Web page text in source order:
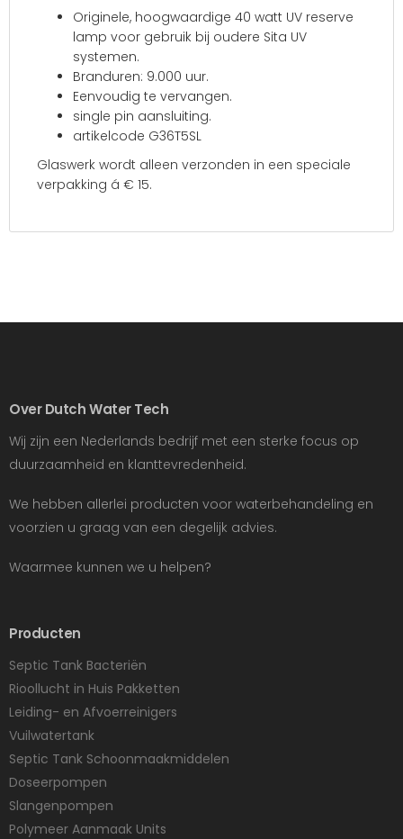
Originele, hoogwaardige 40 watt UV reserve
lamp voor gebruik bij oudere Sita UV
systemen.
Branduren: 9.000 uur.
Eenvoudig te vervangen.
single pin aansluiting.
artikelcode G36T5SL
Glaswerk wordt alleen verzonden in een speciale
verpakking á € 15.
Over Dutch Water Tech
Wij zijn een Nederlands bedrijf met een sterke focus op
duurzaamheid en klanttevredenheid.
We hebben allerlei producten voor waterbehandeling en
voorzien u graag van een degelijk advies.
Waarmee kunnen we u helpen?
Producten
Septic Tank Bacteriën
Rioollucht in Huis Pakketten
Leiding- en Afvoerreinigers
Vuilwatertank
Septic Tank Schoonmaakmiddelen
Doseerpompen
Slangenpompen
Polymeer Aanmaak Units